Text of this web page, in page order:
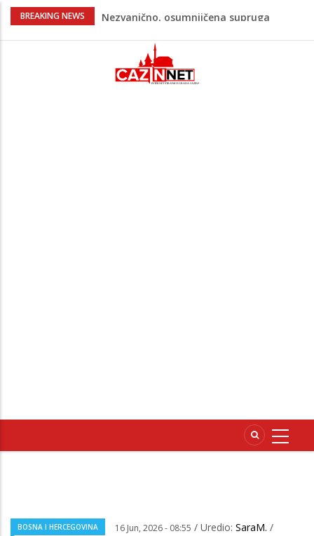
BREAKING NEWS
Na Ahiret preselila Bešić (rođ. Blažević)
Na Ahiret preselio ŠUPUK (Refik) ŠEFIK
Evo koje države su zasad za, a koje
protiv Infantina na izborima: Srbija i
BOSNA I HERCEGOVINA 16 Jun, 2026 - 08:55 / Uredio: SaraM. /